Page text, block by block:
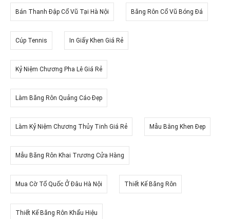
Bán Thanh Đập Cổ Vũ Tại Hà Nội Băng Rôn Cổ Vũ Bóng Đá
Cúp Tennis In Giấy Khen Giá Rẻ
Kỷ Niệm Chương Pha Lê Giá Rẻ
Làm Băng Rôn Quảng Cáo Đẹp
Làm Kỷ Niệm Chương Thủy Tinh Giá Rẻ Mẫu Bằng Khen Đẹp
Mẫu Băng Rôn Khai Trương Cửa Hàng
Mua Cờ Tổ Quốc Ở Đâu Hà Nội Thiết Kế Băng Rôn
Thiết Kế Băng Rôn Khẩu Hiệu